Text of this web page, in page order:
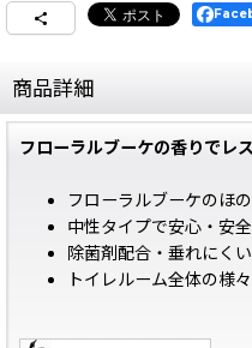
商品詳細
フローラルブーケの香りでレ
フローラルブーケのほ
中性タイプで安心・安
除菌剤配合・垂れにく
トイレルーム全体の様